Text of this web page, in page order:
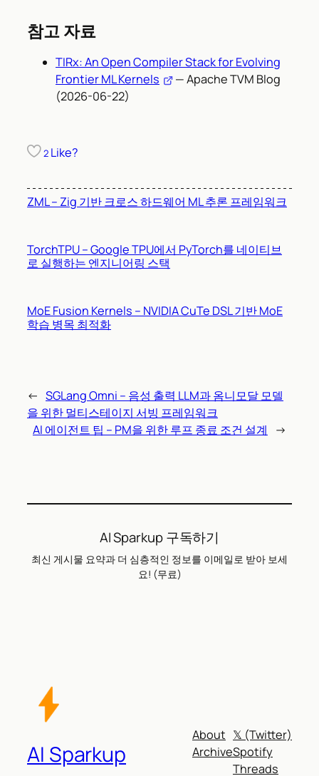
참고 자료
TIRx: An Open Compiler Stack for Evolving
Frontier ML Kernels
— Apache TVM Blog
(2026-06-22)
2 Like?
ZML – Zig 기반 크로스 하드웨어 ML 추론 프레임워크
TorchTPU – Google TPU에서 PyTorch를 네이티브
로 실행하는 엔지니어링 스택
MoE Fusion Kernels – NVIDIA CuTe DSL 기반 MoE
학습 병목 최적화
← SGLang Omni – 음성 출력 LLM과 옴니모달 모델
을 위한 멀티스테이지 서빙 프레임워크
AI 에이전트 팁 – PM을 위한 루프 종료 조건 설계
→
AI Sparkup 구독하기
최신 게시물 요약과 더 심층적인 정보를 이메일로 받아 보세
요! (무료)
AI Sparkup
About
Archive
𝕏 (Twitter)
Spotify
Threads